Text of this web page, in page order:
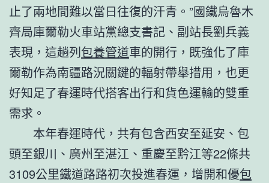
止了兩地間難以當日往復的汗青。”國鐵烏魯木
齊局庫爾勒火車站黨總支書記、副站長劉兵義
表現，這趟列包養管道車的開行，既強化了庫
爾勒作為南疆路況關鍵的輻射帶舉措用，也更
好知足了春運時代搭客出行和貨色運輸的雙重
需求。
本年春運時代，共有包含西安至延安、包
頭至銀川、廣州至湛江、重慶至黔江等22條共
3109公里鐵道路路初次投進春運，增開和優包